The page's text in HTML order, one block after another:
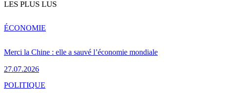
LES PLUS LUS
Merci la Chine : elle a sauvé l’économie mondiale
27.07.2026
ÉCONOMIE
POLITIQUE